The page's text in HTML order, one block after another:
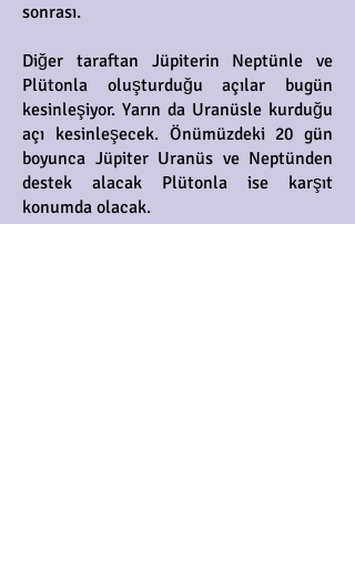
sonrası.
Diğer taraftan Jüpiterin Neptünle ve
Plütonla oluşturduğu açılar bugün
kesinleşiyor. Yarın da Uranüsle kurduğu
açı kesinleşecek. Önümüzdeki 20 gün
boyunca Jüpiter Uranüs ve Neptünden
destek alacak Plütonla ise karşıt
konumda olacak.